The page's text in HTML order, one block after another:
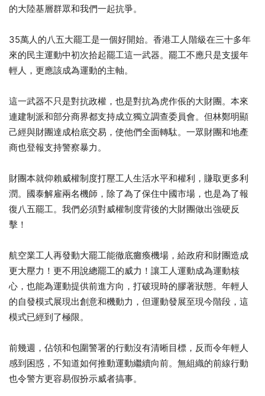
的大陸基層群眾和我們一起抗爭。
35萬人的八五大罷工是一個好開始。香港工人階級在三十多年
來的民主運動中初次拾起罷工這一武器。罷工不應只是支援年
輕人，更應該成為運動的主軸。
這一武器不只是對抗政權，也是對抗為虎作倀的大財團。本來
連建制派和部分商界都支持成立獨立調查委員會。但林鄭明顯
己經與財團達成枱底交易，使他們全面轉駄。一眾財團和地產
商也登報支持警察暴力。
財團本就仰賴威權制度打壓工人生活水平和權利，賺取更多利
潤。國泰解雇兩名機師，除了為了保住中國市場，也是為了報
復八五罷工。我們必須對威權制度背後的大財團做出強硬反
擊！
航空業工人再發動大罷工能徹底癱瘓機場，給政府和財團造成
更大壓力！更不用說總罷工的威力！讓工人運動成為運動核
心，也能為運動提供前進方向，打破現時的膠著狀態。年輕人
的自發模式展現出創意和機動力，但運動發展至現今階段，這
模式已經到了極限。
前幾週，佔領和包圍警署的行動沒有清晰目標，反而令年輕人
感到困惑，不知道如何推動運動繼續向前。無組織的前線行動
也令警方更容易假扮示威者搞事。